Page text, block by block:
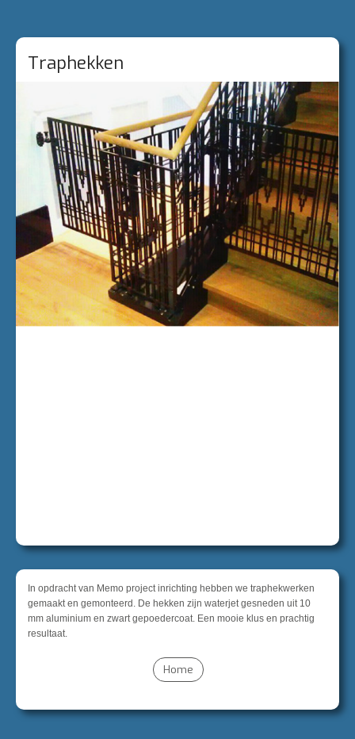
Traphekken
In opdracht van Memo project inrichting hebben we traphekwerken
gemaakt en gemonteerd. De hekken zijn waterjet gesneden uit 10
mm aluminium en zwart gepoedercoat. Een mooie klus en prachtig
resultaat.
Home